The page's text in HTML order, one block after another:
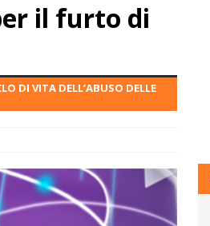
il furto di
DI VITA DELL’ABUSO DELLE